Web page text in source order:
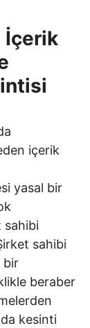
İçerik
içerik
yasal bir
sahibi
sahibi
bir
beraber
kesinti